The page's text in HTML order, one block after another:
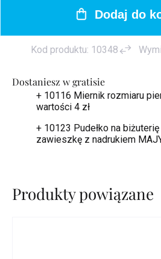
Dostaniesz w gratisie
+ 10116 Miernik rozmiaru
wartości 4 zł
+ 10123 Pudełko na
zawieszkę z nadrukiem
Dodaj do
Kod produktu: 10348
Produkty powiązane